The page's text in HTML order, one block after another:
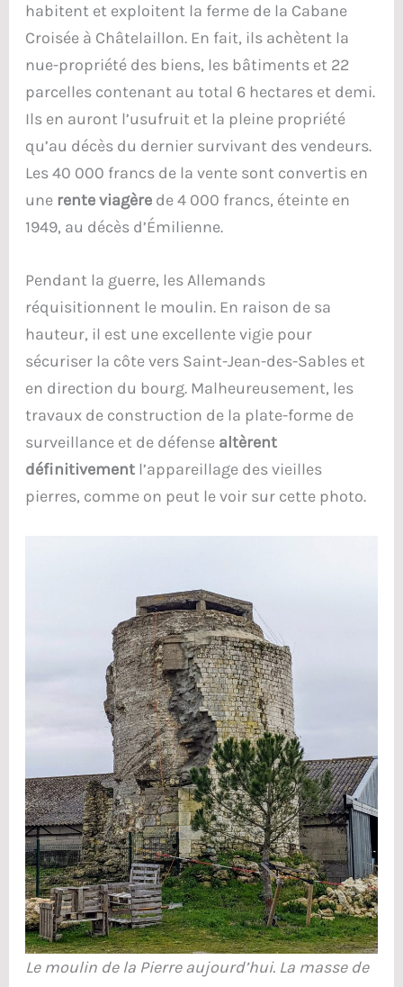
habitent et exploitent la ferme de la Cabane
Croisée à Châtelaillon. En fait, ils achètent la
nue-propriété des biens, les bâtiments et 22
parcelles contenant au total 6 hectares et demi.
Ils en auront l’usufruit et la pleine propriété
qu’au décès du dernier survivant des vendeurs.
Les 40 000 francs de la vente sont convertis en
une rente viagèrede 4 000 francs, éteinte en
1949, au décès d’Émilienne.
Pendant la guerre, les Allemands
réquisitionnent le moulin. En raison de sa
hauteur, il est une excellente vigie pour
sécuriser la côte vers Saint-Jean-des-Sables et
en direction du bourg. Malheureusement, les
travaux de construction de la plate-forme de
surveillance et de défense altèrent
définitivementl’appareillage des vieilles
pierres, comme on peut le voir sur cette photo.
Le moulin de la Pierre aujourd’hui. La masse de